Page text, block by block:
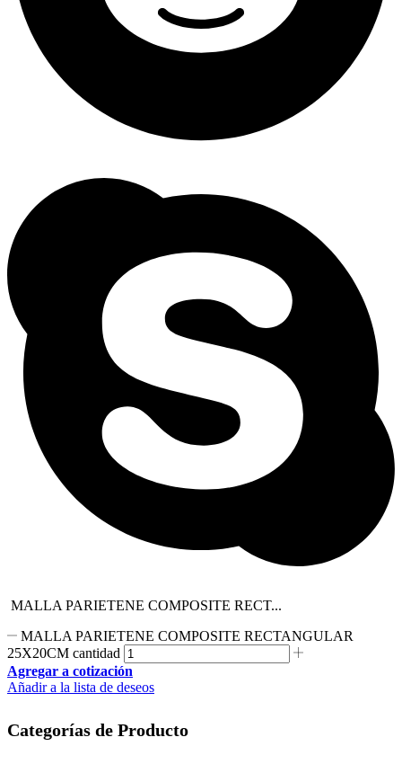
MALLA PARIETENE COMPOSITE RECT...
MALLA PARIETENE COMPOSITE RECTANGULAR
25X20CM cantidad
Agregar a cotización
Añadir a la lista de deseos
Categorías de Producto